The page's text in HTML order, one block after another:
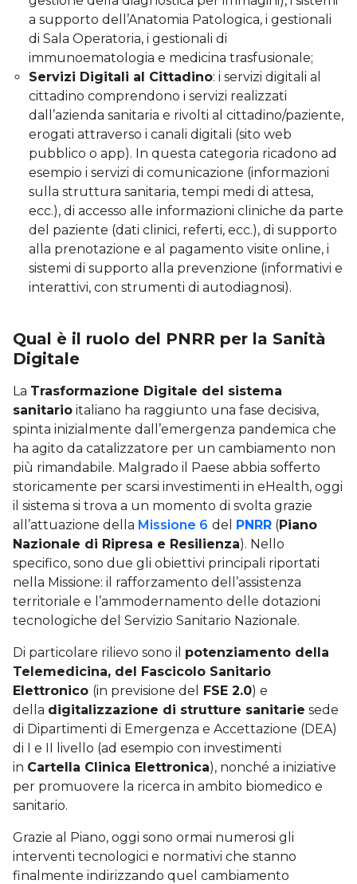
a supporto dell’Anatomia Patologica, i gestionali
di Sala Operatoria, i gestionali di
immunoematologia e medicina trasfusionale;
Servizi Digitali al Cittadino: i servizi digitali al
cittadino comprendono i servizi realizzati
dall’azienda sanitaria e rivolti al cittadino/paziente,
erogati attraverso i canali digitali (sito web
pubblico o app). In questa categoria ricadono ad
esempio i servizi di comunicazione (informazioni
sulla struttura sanitaria, tempi medi di attesa,
ecc.), di accesso alle informazioni cliniche da parte
del paziente (dati clinici, referti, ecc.), di supporto
alla prenotazione e al pagamento visite online, i
sistemi di supporto alla prevenzione (informativi e
interattivi, con strumenti di autodiagnosi).
Qual è il ruolo del PNRR per la Sanità
Digitale
La Trasformazione Digitale del sistema
sanitario italiano ha raggiunto una fase decisiva,
spinta inizialmente dall’emergenza pandemica che
ha agito da catalizzatore per un cambiamento non
più rimandabile. Malgrado il Paese abbia sofferto
storicamente per scarsi investimenti in eHealth, oggi
il sistema si trova a un momento di svolta grazie
all’attuazione della Missione 6 del PNRR (Piano
Nazionale di Ripresa e Resilienza). Nello
specifico, sono due gli obiettivi principali riportati
nella Missione: il rafforzamento dell’assistenza
territoriale e l’ammodernamento delle dotazioni
tecnologiche del Servizio Sanitario Nazionale.
Di particolare rilievo sono il potenziamento della
Telemedicina, del Fascicolo Sanitario
Elettronico (in previsione del FSE 2.0) e
della digitalizzazione di strutture sanitarie sede
di Dipartimenti di Emergenza e Accettazione (DEA)
di I e II livello (ad esempio con investimenti
in Cartella Clinica Elettronica), nonché a iniziative
per promuovere la ricerca in ambito biomedico e
sanitario.
Grazie al Piano, oggi sono ormai numerosi gli
interventi tecnologici e normativi che stanno
finalmente indirizzando quel cambiamento